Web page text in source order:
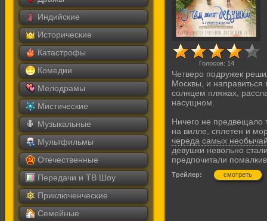
Индийские
Исторические
Катастрофы
Комедии
Мелодрамы
Мистические
Музыкальные
Мультфильмы
Отечественные
Передачи и ТВ Шоу
Приключенческие
Семейные
Голосов: 14
Четверо подружек
Москвы, и направиться
солнцем пляжах,
насущном.
Ничего не предвещало
на вилле, сплетен и
череда самых
девушки невольно
предпочитали
Трейлер: смотреть